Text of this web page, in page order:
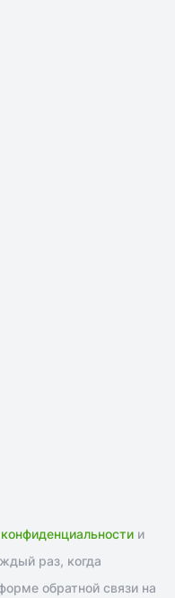
и
раз, когда
обратной связи на